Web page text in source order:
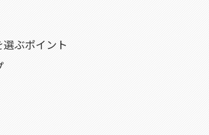
ぶポイント